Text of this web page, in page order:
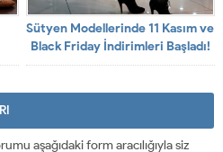
Sütyen Modellerinde 11 Kasım ve
Black Friday İndirimleri Başladı!
aşağıdaki form aracılığıyla siz